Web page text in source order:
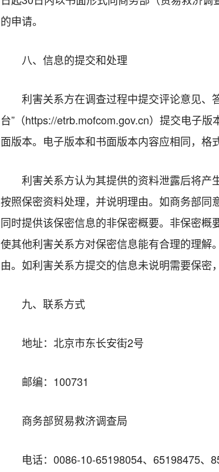
的申请。
八、信息的提交和处理
利害关系方在调查过程中提交评论意见、
台”（https://etrb.mofcom.gov.cn）提交电子
面版本。电子版本和书面版本内容应相同，格
利害关系方认为其提供的资料泄露后将产
按照保密资料处理，并说明理由。如商务部同
同时提供该保密信息的非保密概要。非保密概
使其他利害关系方对保密信息能有合理的理解
由。如利害关系方提交的信息未说明需要保密
九、联系方式
地址：北京市东长安街2号
邮编：100731
商务部贸易救济调查局
电话：0086-10-65198054、65198475、